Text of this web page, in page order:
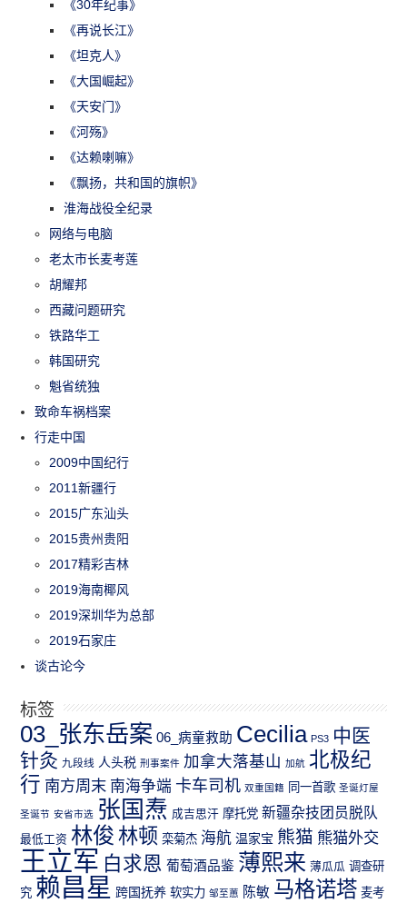
《30年纪事》
《再说长江》
《坦克人》
《大国崛起》
《天安门》
《河殇》
《达赖喇嘛》
《飘扬，共和国的旗帜》
淮海战役全纪录
网络与电脑
老太市长麦考莲
胡耀邦
西藏问题研究
铁路华工
韩国研究
魁省统独
致命车祸档案
行走中国
2009中国纪行
2011新疆行
2015广东汕头
2015贵州贵阳
2017精彩吉林
2019海南椰风
2019深圳华为总部
2019石家庄
谈古论今
标签
03_张东岳案 06_病童救助 Cecilia PS3 中医
针灸 九段线 人头税 刑事案件 加拿大落基山 加航 北极纪
行 南方周末 南海争端 卡车司机 双重国籍 同一首歌 圣诞灯屋
圣诞节 安省市选 张国焘 成吉思汗 摩托党 新疆杂技团员脱队
最低工资 林俊 林顿 栾菊杰 海航 温家宝 熊猫 熊猫外交
王立军 白求恩 葡萄酒品鉴 薄熙来 薄瓜瓜 调查研
究 赖昌星 跨国抚养 软实力 邹至蕙 陈敏 马格诺塔 麦考